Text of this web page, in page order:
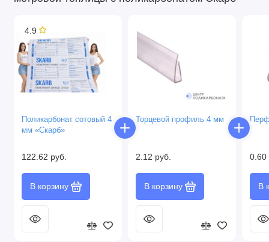
4.9
Поликарбонат сотовый 4
мм «Скарб»
122.62 руб.
В корзину
Торцевой профиль 4 мм
2.12 руб.
В корзину
0.60
В